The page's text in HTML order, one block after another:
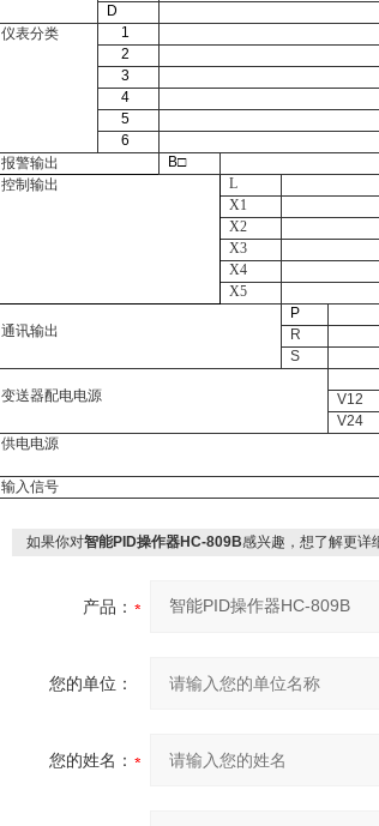
D
仪表分类
1
2
3
4
5
6
报警输出
B□
控制输出
L
X1
X2
X3
X4
X5
通讯输出
P
R
S
变送器配电电源
V12
V24
供电电源
输入信号
如果你对智能PID操作器HC-809B感兴趣，想了解更详
产品：
您的单位：
您的姓名：